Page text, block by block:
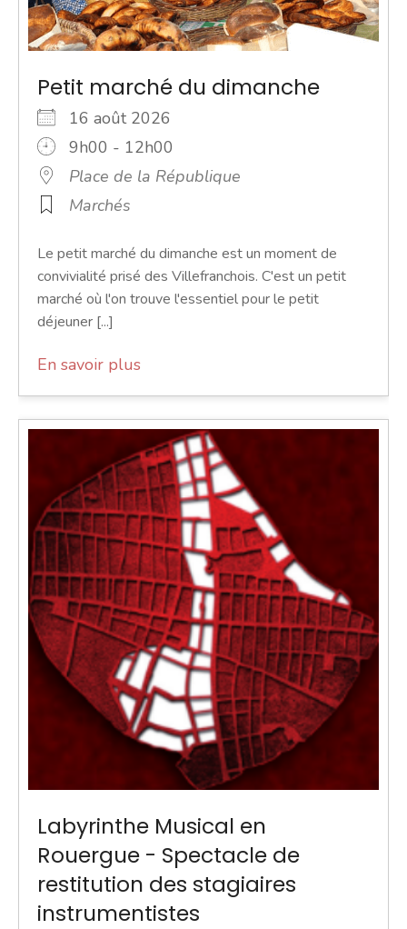
Petit marché du dimanche
16 août 2026
9h00 - 12h00
Place de la République
Marchés
Le petit marché du dimanche est un moment de
convivialité prisé des Villefranchois. C'est un petit
marché où l'on trouve l'essentiel pour le petit
déjeuner [...]
En savoir plus
Labyrinthe Musical en
Rouergue - Spectacle de
restitution des stagiaires
instrumentistes